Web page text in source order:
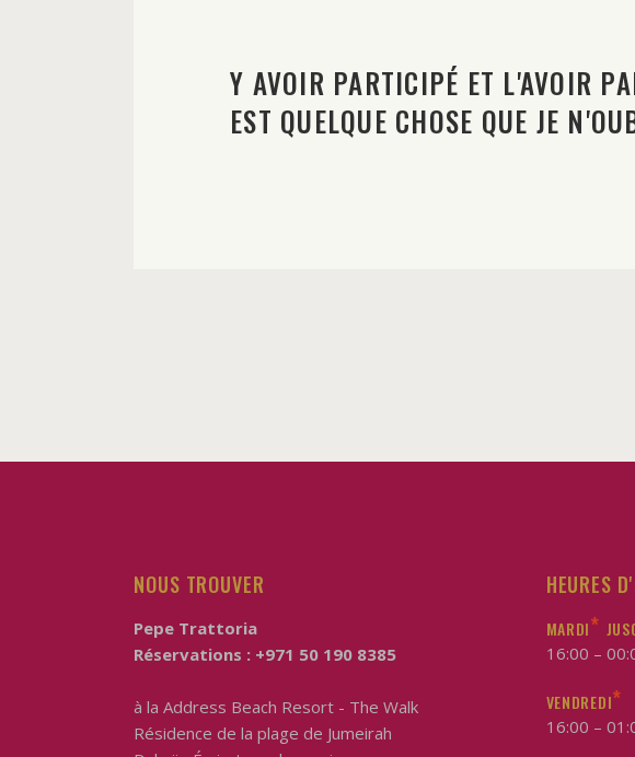
Y AVOIR PARTICIPÉ ET L'AVOIR
EST QUELQUE CHOSE QUE JE
NOUS TROUVER
Pepe Trattoria
Réservations : +971 50 190 8385
à la Address Beach Resort - The Walk
Résidence de la plage de Jumeirah
HEURES
MARDI*
16:00 –
VENDREDI*
16:00 –